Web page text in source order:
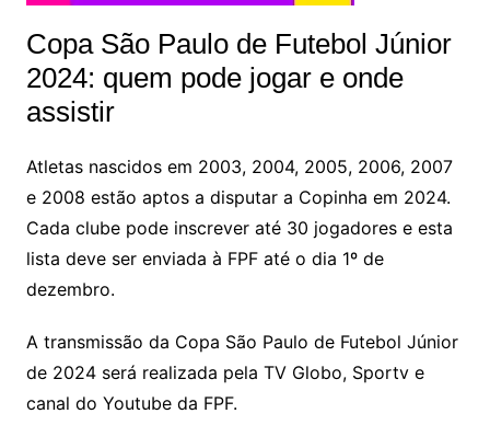
Copa São Paulo de Futebol Júnior
2024: quem pode jogar e onde
assistir
Atletas nascidos em 2003, 2004, 2005, 2006, 2007
e 2008 estão aptos a disputar a Copinha em 2024.
Cada clube pode inscrever até 30 jogadores e esta
lista deve ser enviada à FPF até o dia 1º de
dezembro.
A transmissão da Copa São Paulo de Futebol Júnior
de 2024 será realizada pela TV Globo, Sportv e
canal do Youtube da FPF.